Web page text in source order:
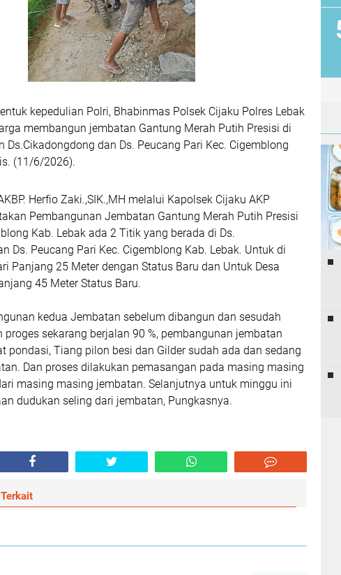
kepedulian Polri, Bhabinmas Polsek Cijaku Polres Lebak
membangun jembatan Gantung Merah Putih Presisi di
Ds.Cikadongdong dan Ds. Peucang Pari Kec. Cigemblong
(11/6/2026).
Herfio Zaki.,SIK.,MH melalui Kapolsek Cijaku AKP
Pembangunan Jembatan Gantung Merah Putih Presisi
Kab. Lebak ada 2 Titik yang berada di Ds.
Ds. Peucang Pari Kec. Cigemblong Kab. Lebak. Untuk di
Panjang 25 Meter dengan Status Baru dan Untuk Desa
45 Meter Status Baru.
kedua Jembatan sebelum dibangun dan sesudah
proges sekarang berjalan 90 %, pembangunan jembatan
pondasi, Tiang pilon besi dan Gilder sudah ada dan sedang
Dan proses dilakukan pemasangan pada masing masing
masing masing jembatan. Selanjutnya untuk minggu ini
dudukan seling dari jembatan, Pungkasnya.